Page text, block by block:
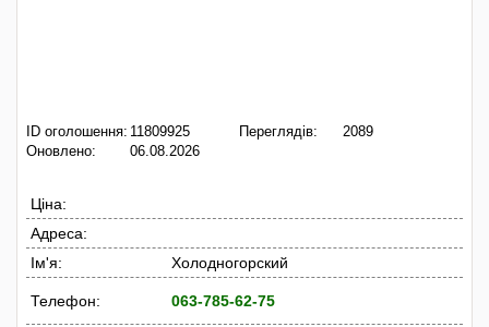
ID оголошення: 11809925
Оновлено:
06.08.2026
Переглядів: 2089
Ціна:
Адреса:
Ім'я:
Холодногорский
Телефон: 063-785-62-75